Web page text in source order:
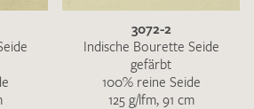
3072-2
Indische Bourette Seide
gefärbt
100% reine Seide
125 g/lfm, 91 cm